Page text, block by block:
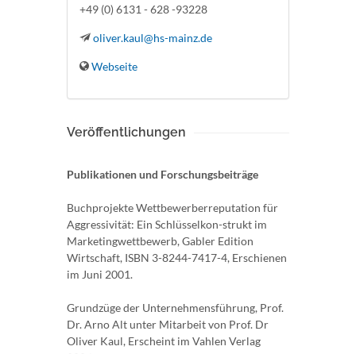
+49 (0) 6131 - 628 -93228
oliver.kaul@hs-mainz.de
Webseite
Veröffentlichungen
Publikationen und Forschungsbeiträge
Buchprojekte Wettbewerberreputation für
Aggressivität: Ein Schlüsselkon-strukt im
Marketingwettbewerb, Gabler Edition
Wirtschaft, ISBN 3-8244-7417-4, Erschienen
im Juni 2001.
Grundzüge der Unternehmensführung, Prof.
Dr. Arno Alt unter Mitarbeit von Prof. Dr
Oliver Kaul, Erscheint im Vahlen Verlag